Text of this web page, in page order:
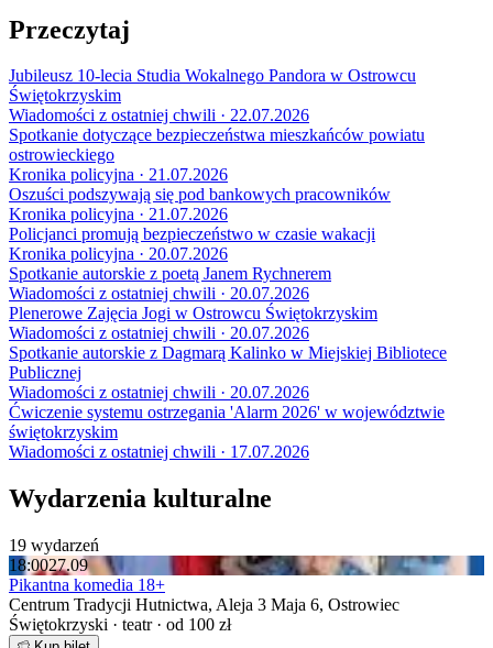
Przeczytaj
Jubileusz 10-lecia Studia Wokalnego Pandora w Ostrowcu
Świętokrzyskim
Wiadomości z ostatniej chwili · 22.07.2026
Spotkanie dotyczące bezpieczeństwa mieszkańców powiatu
ostrowieckiego
Kronika policyjna · 21.07.2026
Oszuści podszywają się pod bankowych pracowników
Kronika policyjna · 21.07.2026
Policjanci promują bezpieczeństwo w czasie wakacji
Kronika policyjna · 20.07.2026
Spotkanie autorskie z poetą Janem Rychnerem
Wiadomości z ostatniej chwili · 20.07.2026
Plenerowe Zajęcia Jogi w Ostrowcu Świętokrzyskim
Wiadomości z ostatniej chwili · 20.07.2026
Spotkanie autorskie z Dagmarą Kalinko w Miejskiej Bibliotece
Publicznej
Wiadomości z ostatniej chwili · 20.07.2026
Ćwiczenie systemu ostrzegania 'Alarm 2026' w województwie
świętokrzyskim
Wiadomości z ostatniej chwili · 17.07.2026
Wydarzenia kulturalne
19 wydarzeń
18:0027.09
Pikantna komedia 18+
Centrum Tradycji Hutnictwa, Aleja 3 Maja 6, Ostrowiec
Świętokrzyski · teatr · od 100 zł